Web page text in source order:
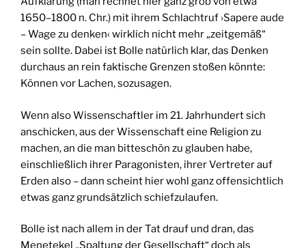
1650–1800 n. Chr.) mit ihrem Schlachtruf ›Sapere aude
– Wage zu denken‹ wirklich nicht mehr „zeitgemäß“
sein sollte. Dabei ist Bolle natürlich klar, das Denken
durchaus an rein faktische Grenzen stoßen könnte:
Können vor Lachen, sozusagen.
Wenn also Wissenschaftler im 21. Jahrhundert sich
anschicken, aus der Wissenschaft eine Religion zu
machen, an die man bitteschön zu glauben habe,
einschließlich ihrer Paragonisten, ihrer Vertreter auf
Erden also – dann scheint hier wohl ganz offensichtlich
etwas ganz grundsätzlich schiefzulaufen.
Bolle ist nach allem in der Tat drauf und dran, das
Menetekel „Spaltung der Gesellschaft“ doch als